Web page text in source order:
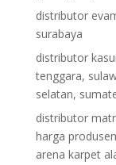
distributor
surabaya
distributor
tenggara,
selatan,
distributor
harga
arena karpet